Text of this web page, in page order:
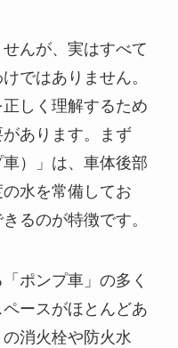
んが、実はすべて
ではありません。
しく理解するため
あります。まず
車）」は、車体後部
水を常備してお
るのが特徴です。
ポンプ車」の多く
ースがほとんどあ
消火栓や防火水